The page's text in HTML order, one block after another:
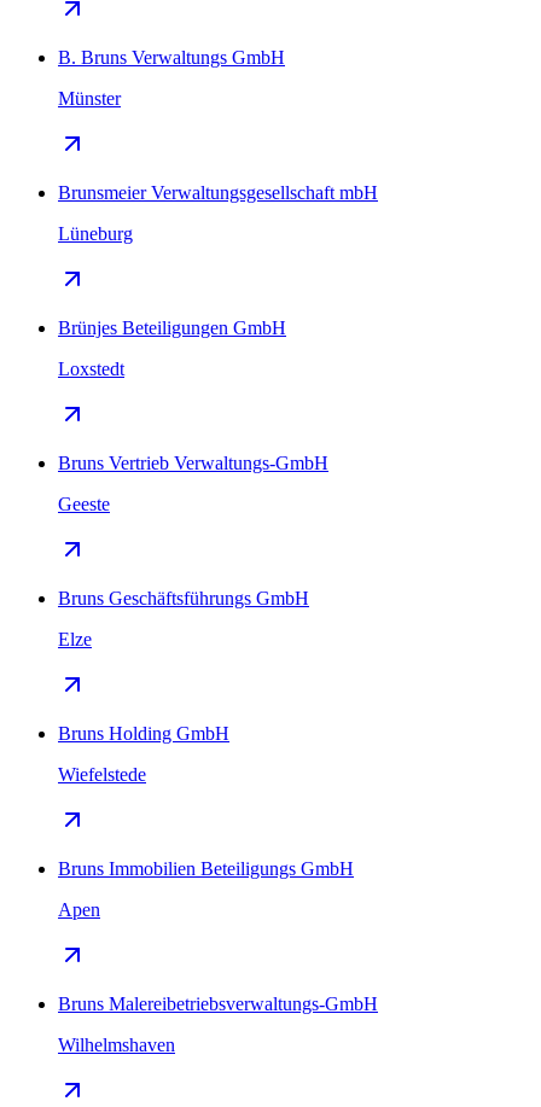
B. Bruns Verwaltungs GmbH
Münster
Brunsmeier Verwaltungsgesellschaft mbH
Lüneburg
Brünjes Beteiligungen GmbH
Loxstedt
Bruns Vertrieb Verwaltungs-GmbH
Geeste
Bruns Geschäftsführungs GmbH
Elze
Bruns Holding GmbH
Wiefelstede
Bruns Immobilien Beteiligungs GmbH
Apen
Bruns Malereibetriebsverwaltungs-GmbH
Wilhelmshaven